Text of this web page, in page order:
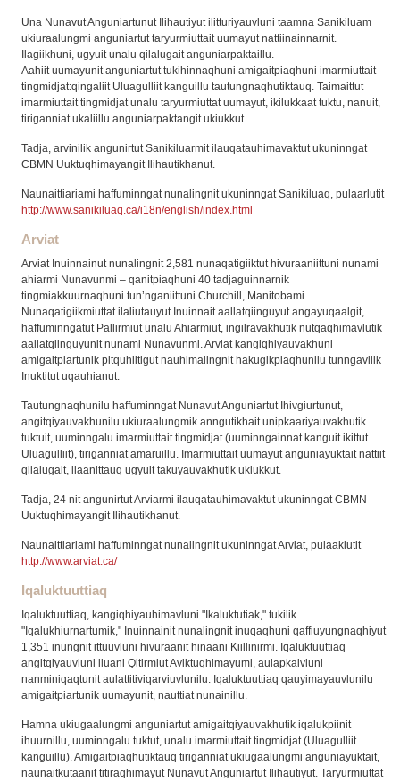
Una Nunavut Anguniartunut Ilihautiyut ilitturiyauvluni taamna Sanikiluam
ukiuraalungmi anguniartut taryurmiuttait uumayut nattiinainnarnit.
Ilagiikhuni, ugyuit unalu qilalugait anguniarpaktaillu.
Aahiit uumayunit anguniartut tukihinnaqhuni amigaitpiaqhuni imarmiuttait
tingmidjat:qingaliit Uluagulliit kanguillu tautungnaqhutiktauq. Taimaittut
imarmiuttait tingmidjat unalu taryurmiuttat uumayut, ikilukkaat tuktu, nanuit,
tiriganniat ukaliillu anguniarpaktangit ukiukkut.
Tadja, arvinilik angunirtut Sanikiluarmit ilauqatauhimavaktut ukuninngat
CBMN Uuktuqhimayangit Ilihautikhanut.
Naunaittiariami haffuminngat nunalingnit ukuninngat Sanikiluaq, pulaarlutit
http://www.sanikiluaq.ca/i18n/english/index.html
Arviat
Arviat Inuinnainut nunalingnit 2,581 nunaqatigiiktut hivuraaniittuni nunami
ahiarmi Nunavunmi – qanitpiaqhuni 40 tadjaguinnarnik
tingmiakkuurnaqhuni tun’nganiittuni Churchill, Manitobami.
Nunaqatigiikmiuttat ilaliutauyut Inuinnait aallatqiinguyut angayuqaalgit,
haffuminngatut Pallirmiut unalu Ahiarmiut, ingilravakhutik nutqaqhimavlutik
aallatqiinguyunit nunami Nunavunmi. Arviat kangiqhiyauvakhuni
amigaitpiartunik pitquhiitigut nauhimalingnit hakugikpiaqhunilu tunngavilik
Inuktitut uqauhianut.
Tautungnaqhunilu haffuminngat Nunavut Anguniartut Ihivgiurtunut,
angitqiyauvakhunilu ukiuraalungmik anngutikhait unipkaariyauvakhutik
tuktuit, uuminngalu imarmiuttait tingmidjat (uuminngainnat kanguit ikittut
Uluagulliit), tiriganniat amaruillu. Imarmiuttait uumayut anguniayuktait nattiit
qilalugait, ilaanittauq ugyuit takuyauvakhutik ukiukkut.
Tadja, 24 nit angunirtut Arviarmi ilauqatauhimavaktut ukuninngat CBMN
Uuktuqhimayangit Ilihautikhanut.
Naunaittiariami haffuminngat nunalingnit ukuninngat Arviat, pulaaklutit
http://www.arviat.ca/
Iqaluktuuttiaq
Iqaluktuuttiaq, kangiqhiyauhimavluni "Ikaluktutiak," tukilik
"Iqalukhiurnartumik," Inuinnainit nunalingnit inuqaqhuni qaffiuyungnaqhiyut
1,351 inungnit ittuuvluni hivuraanit hinaani Kiillinirmi. Iqaluktuuttiaq
angitqiyauvluni iluani Qitirmiut Aviktuqhimayumi, aulapkaivluni
nanminiqaqtunit aulattitiviqarviuvlunilu. Iqaluktuuttiaq qauyimayauvlunilu
amigaitpiartunik uumayunit, nauttiat nunainillu.
Hamna ukiugaalungmi anguniartut amigaitqiyauvakhutik iqalukpiinit
ihuurnillu, uuminngalu tuktut, unalu imarmiuttait tingmidjat (Uluagulliit
kanguillu). Amigaitpiaqhutiktauq tiriganniat ukiugaalungmi anguniayuktait,
naunaitkutaanit titiraqhimayut Nunavut Anguniartut Ilihautiyut. Taryurmiuttat